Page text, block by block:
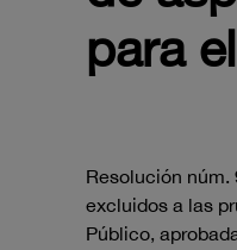
para
Resolución núm.
excluidos a las
Público,